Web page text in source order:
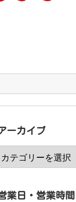
ーカイブ
業日・営業時間